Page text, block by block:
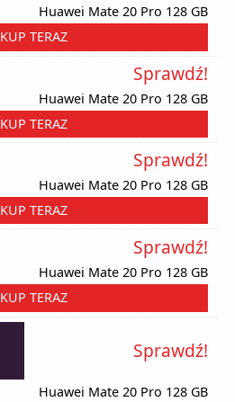
Huawei Mate 20 Pro 128 GB
KUP TERAZ
Huawei Mate 20 Pro 128 GB
Sprawdź!
KUP TERAZ
Huawei Mate 20 Pro 128 GB
Sprawdź!
KUP TERAZ
Huawei Mate 20 Pro 128 GB
Sprawdź!
KUP TERAZ
Huawei Mate 20 Pro 128 GB
Sprawdź!